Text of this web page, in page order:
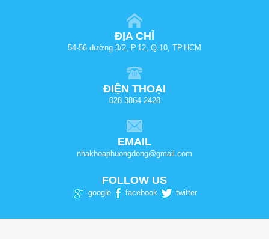
ĐỊA CHỈ
54-56 đường 3/2, P.12, Q.10, TP.HCM
ĐIỆN THOẠI
028 3864 2428
EMAIL
nhakhoaphuongdong@gmail.com
FOLLOW US
google facebook twitter